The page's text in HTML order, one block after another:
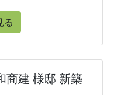
る
商建 様邸 新築